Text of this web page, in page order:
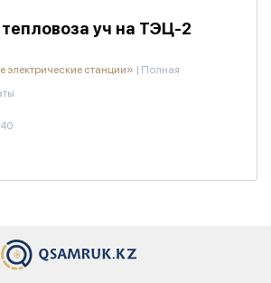
уч на ТЭЦ-2
станции» | Полная